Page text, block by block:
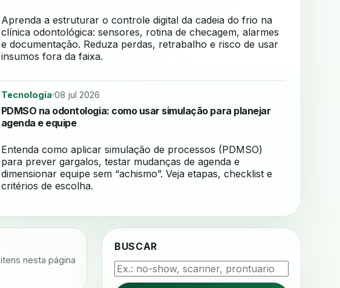
Aprenda a estruturar o controle digital da cadeia do frio na
clínica odontológica: sensores, rotina de checagem, alarmes
e documentação. Reduza perdas, retrabalho e risco de usar
insumos fora da faixa.
Tecnologia 08 jul 2026
PDMSO na odontologia: como usar simulação para planejar
agenda e equipe
Entenda como aplicar simulação de processos (PDMSO)
para prever gargalos, testar mudanças de agenda e
dimensionar equipe sem “achismo”. Veja etapas, checklist e
critérios de escolha.
itens nesta página
BUSCAR